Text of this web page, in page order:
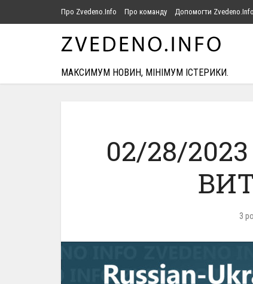
Про Zvedeno.Info Про команду Допомогти Zvedeno.Info
МАКСИМУМ НОВИН, МІНІМУМ ІСТЕРИКИ.
02/28/
3